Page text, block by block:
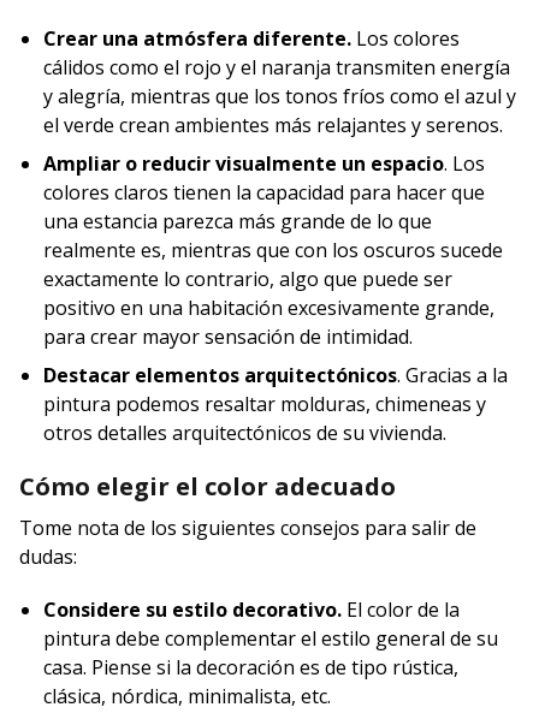
Crear una atmósfera diferente. Los colores
cálidos como el rojo y el naranja transmiten energía
y alegría, mientras que los tonos fríos como el azul y
el verde crean ambientes más relajantes y serenos.
Ampliar o reducir visualmente un espacio. Los
colores claros tienen la capacidad para hacer que
una estancia parezca más grande de lo que
realmente es, mientras que con los oscuros sucede
exactamente lo contrario, algo que puede ser
positivo en una habitación excesivamente grande,
para crear mayor sensación de intimidad.
Destacar elementos arquitectónicos. Gracias a la
pintura podemos resaltar molduras, chimeneas y
otros detalles arquitectónicos de su vivienda.
Cómo elegir el color adecuado
Tome nota de los siguientes consejos para salir de
dudas:
Considere su estilo decorativo. El color de la
pintura debe complementar el estilo general de su
casa. Piense si la decoración es de tipo rústica,
clásica, nórdica, minimalista, etc.